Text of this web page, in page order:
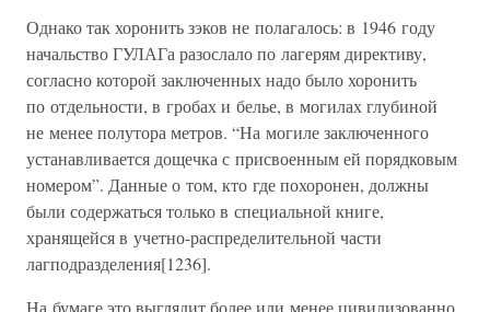
Однако так хоронить зэков не полагалось: в 1946 году
начальство ГУЛАГа разослало по лагерям директиву,
согласно которой заключенных надо было хоронить
по отдельности, в гробах и белье, в могилах глубиной
не менее полутора метров. “На могиле заключенного
устанавливается дощечка с присвоенным ей порядковым
номером”. Данные о том, кто где похоронен, должны
были содержаться только в специальной книге,
хранящейся в учетно-распределительной части
лагподразделения[1236].
На бумаге это выглядит более или менее цивилизованно.